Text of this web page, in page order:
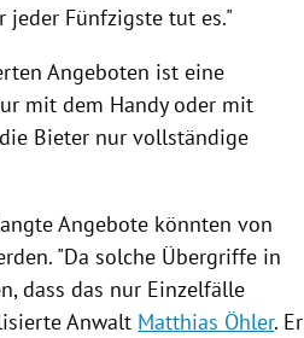
jeder Fünfzigste tut es."
Angeboten ist eine
mit dem Handy oder mit
Bieter nur vollständige
Angebote könnten von
"Da solche Übergriffe in
dass das nur Einzelfälle
Anwalt Matthias Öhler. Er